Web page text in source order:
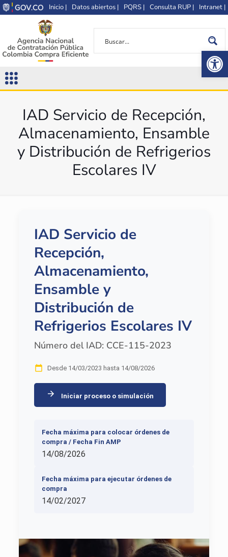
Inicio | Datos abiertos | PQRS | Consulta RUP | Intranet |
IAD Servicio de Recepción,
Almacenamiento, Ensamble
y Distribución de Refrigerios
Escolares IV
IAD Servicio de
Recepción,
Almacenamiento,
Ensamble y
Distribución de
Refrigerios Escolares IV
Número del IAD: CCE-115-2023
Desde 14/03/2023 hasta 14/08/2026
Iniciar proceso o simulación
Fecha máxima para colocar órdenes de
compra / Fecha Fin AMP
14/08/2026
Fecha máxima para ejecutar órdenes de
compra
14/02/2027